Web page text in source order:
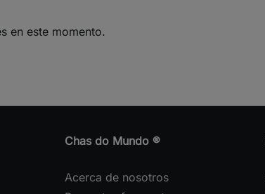
en este momento.
Chas do Mundo ®
Acerca de nosotros